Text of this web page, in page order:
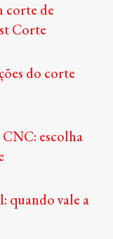
corte de
Corte
do corte
CNC: escolha
quando vale a